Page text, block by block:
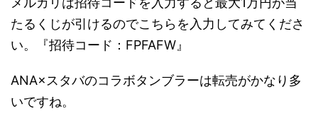
たるくじが引けるのでこちらを入力してみてくださ
い。『招待コード：FPFAFW』
ANA×スタバのコラボタンブラーは転売がかなり多
いですね。